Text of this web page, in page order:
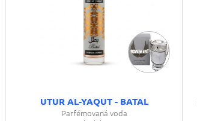
UTUR AL-YAQUT - BATAL
Parfémovaná voda